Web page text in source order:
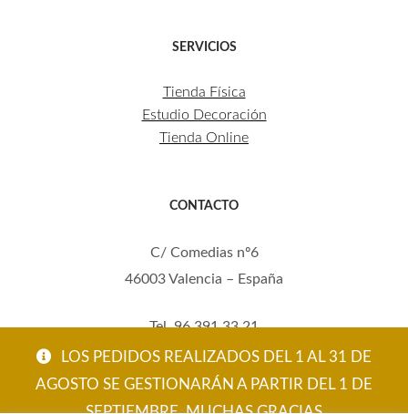
LOS PEDIDOS REALIZADOS DEL 1 AL 31 DE
AGOSTO SE GESTIONARÁN A PARTIR DEL 1 DE
SERVICIOS
Tienda Física
Estudio Decoración
Tienda Online
CONTACTO
C/ Comedias nº6
46003 Valencia – España
Tel. 96 391 33 21
Mov. 620 123 461
carola@eltallerdecarola.com